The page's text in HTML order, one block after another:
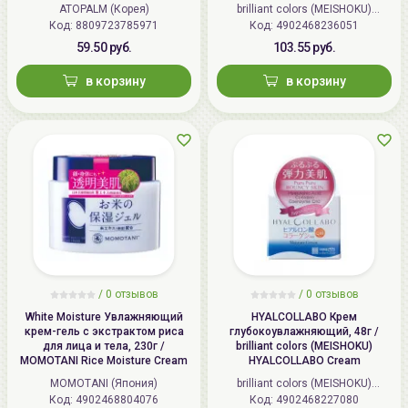
Наибольшего эффекта можно достичь используя
комплексно средства
ATOPALM (Корея)
Код: 8809723785971
59.50 руб.
в корзину
brilliant colors (MEISHOKU)
(Япония)
Код: 4902468236051
103.55 руб.
в корзину
/ 0 отзывов
White Moisture Увлажняющий
крем-гель с экстрактом риса
для лица и тела, 230г /
MOMOTANI Rice Moisture Cream
MOMOTANI (Япония)
Код: 4902468804076
/ 0 отзывов
HYALCOLLABO Крем
глубокоувлажняющий, 48г /
brilliant colors (MEISHOKU)
HYALCOLLABO Cream
brilliant colors (MEISHOKU)
(Япония)
Код: 4902468227080